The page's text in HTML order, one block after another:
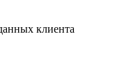
клиента